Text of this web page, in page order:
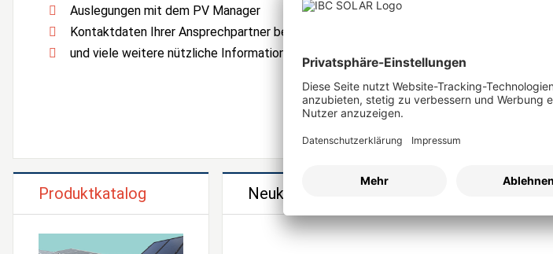
Auslegungen mit dem PV Manager
Kontaktdaten Ihrer Ansprechpartner bei IBC SOLAR
und viele weitere nützliche Informationen und Services
Produktkatalog Neukunden Registrierung